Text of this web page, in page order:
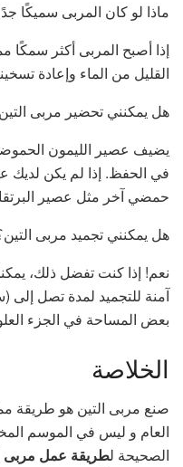
ماذا لو كان المربى سميكًا
إذا أصبح المربى أكثر سمكًا
القليل من الماء وإعادة
هل يمكنني تحضير مربى
يضيف عصير الليمون الحموضة
في الحفظ. إذا لم يكن لديك
حمضي آخر مثل عصير
هل يمكنني تجميد مربى
نعم! إذا كنت تفضل ذلك،
آمنة للتجميد لمدة تصل
بعض المساحة في الجزء
الخلاصة
صنع مربى التين هو طريقة
العام و ليس في الموسم
الصحيحة لطريقة عمل مربى